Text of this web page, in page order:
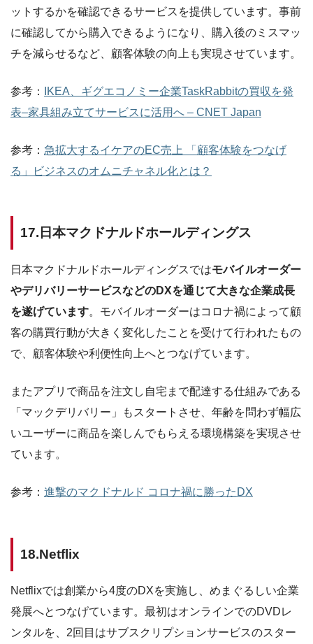
ットするかを確認できるサービスを提供しています。事前
に確認してから購入できるようになり、購入後のミスマッ
チを減らせるなど、顧客体験の向上も実現させています。
参考：
IKEA、ギグエコノミー企業TaskRabbitの買収を発
表–家具組み立てサービスに活用へ – CNET Japan
参考： 急拡大するイケアのEC売上 「顧客体験をつなげ
る」ビジネスのオムニチャネル化とは？
17.日本マクドナルドホールディングス
日本マクドナルドホールディングスではモバイルオーダー
やデリバリーサービスなどのDXを通じて大きな企業成長
を遂げています。モバイルオーダーはコロナ禍によって顧
客の購買行動が大きく変化したことを受けて行われたもの
で、顧客体験や利便性向上へとつなげています。
またアプリで商品を注文し自宅まで配達する仕組みである
「マックデリバリー」もスタートさせ、年齢を問わず幅広
いユーザーに商品を楽しんでもらえる環境構築を実現させ
ています。
参考： 進撃のマクドナルド コロナ禍に勝ったDX
18.Netflix
Netflixでは創業から4度のDXを実施し、めまぐるしい企業
発展へとつなげています。最初はオンラインでのDVDレ
ンタルを、2回目はサブスクリプションサービスのスター